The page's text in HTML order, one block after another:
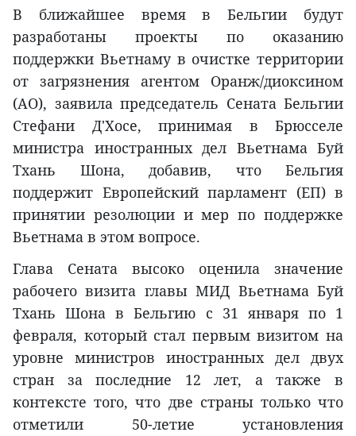
В ближайшее время в Бельгии будут
разработаны проекты по оказанию
поддержки Вьетнаму в очистке территории
от загрязнения агентом Оранж/диоксином
(АО), заявила председатель Сената Бельгии
Стефани Д'Хосе, принимая в Брюсселе
министра иностранных дел Вьетнама Буй
Тхань Шона, добавив, что Бельгия
поддержит Европейский парламент (ЕП) в
принятии резолюции и мер по поддержке
Вьетнама в этом вопросе.
Глава Сената высоко оценила значение
рабочего визита главы МИД Вьетнама Буй
Тхань Шона в Бельгию с 31 января по 1
февраля, который стал первым визитом на
уровне министров иностранных дел двух
стран за последние 12 лет, а также в
контексте того, что две страны только что
отметили 50-летие установления